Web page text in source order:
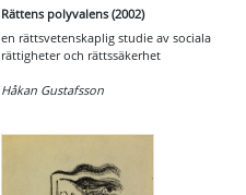
Rättens polyvalens (2002)
en rättsvetenskaplig studie av sociala
rättigheter och rättssäkerhet
Håkan Gustafsson